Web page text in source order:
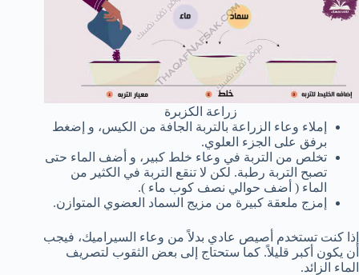
زراعة الكزبرة
إملاء وعاء الزراعة بالتربة الجافة من الكيس، و إضغط
برفق على الجزء العلوي.
تخلص من التربة في وعاء خلط كبير، و أضف الماء حتى
تصبح التربة رطبة. لكن لا تنقع التربة في الكثير من
الماء ( أضف حوالي نصف كوب ماء ).
إمزج ملعقة كبيرة من مزيج السماد العضوي المتوازن.
إذا كنت تستخدم أصيص عادي بدلاً من وعاء السيراميك، فيجب
أن يكون أكبر قليلاً. كما ستحتاج إلى بعض الثقوب لتصريف
الماء الزائد.